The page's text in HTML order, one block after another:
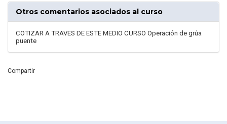
Otros comentarios asociados al curso
COTIZAR A TRAVES DE ESTE MEDIO CURSO Operación de grúa
puente
Compartir